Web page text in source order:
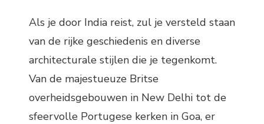
Als je door India reist, zul je versteld staan
van de rijke geschiedenis en diverse
architecturale stijlen die je tegenkomt.
Van de majestueuze Britse
overheidsgebouwen in New Delhi tot de
sfeervolle Portugese kerken in Goa, er